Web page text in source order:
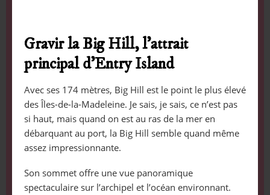
Gravir la Big Hill, l’attrait
principal d’Entry Island
Avec ses 174 mètres, Big Hill est le point le plus élevé
des Îles-de-la-Madeleine. Je sais, je sais, ce n’est pas
si haut, mais quand on est au ras de la mer en
débarquant au port, la Big Hill semble quand même
assez impressionnante.
Son sommet offre une vue panoramique
spectaculaire sur l’archipel et l’océan environnant.